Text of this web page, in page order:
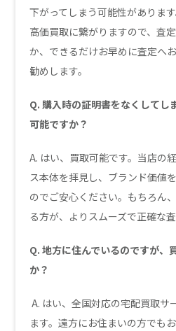
下がってしまう可能性がありま
高価買取に繋がりますので、査
か、できるだけお早めに査定へ
勧めします。
Q. 購入時の証明書をなくしてし
可能ですか？
A. はい、買取可能です。当店の
ス本体を拝見し、ブランド価値
のでご安心ください。もちろん
る方が、よりスムーズで正確な査
Q. 地方に住んでいるのですが、
か？
A. はい、全国対応の宅配買取サ
ます。遠方にお住まいの方でも